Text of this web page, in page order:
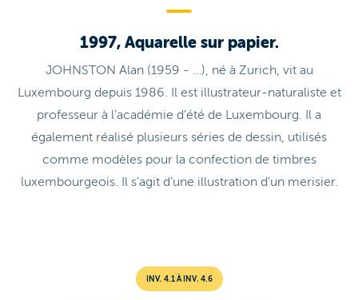
1997, Aquarelle sur papier.
JOHNSTON Alan (1959 - …), né à Zurich, vit au
Luxembourg depuis 1986. Il est illustrateur-naturaliste et
professeur à l’académie d’été de Luxembourg. Il a
également réalisé plusieurs séries de dessin, utilisés
comme modèles pour la confection de timbres
luxembourgeois. Il s’agit d’une illustration d’un merisier.
INV. 4.1 À INV. 4.6